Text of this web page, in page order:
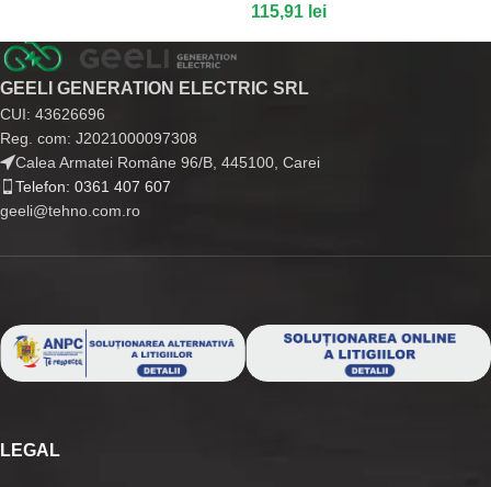
115,91 lei
GEELI GENERATION ELECTRIC SRL
CUI: 43626696
Reg. com: J2021000097308
Calea Armatei Române 96/B, 445100, Carei
Telefon: 0361 407 607
geeli@tehno.com.ro
LEGAL